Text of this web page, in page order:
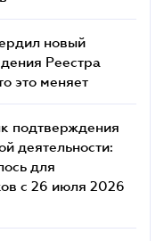
новый
Реестра
это меняет
подтверждения
деятельности:
для
с 26 июля 2026